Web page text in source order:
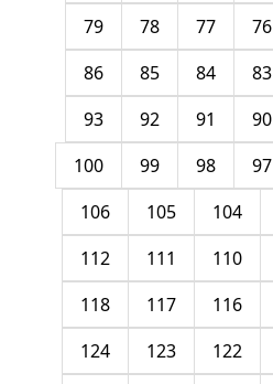
76
77
78
79
83
84
85
86
90
91
92
93
97
98
99
100
104
105
106
110
111
112
116
117
118
122
123
124